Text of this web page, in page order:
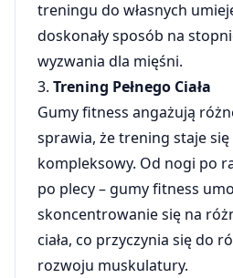
treningu do własnych
doskonały sposób na
wyzwania dla mięśni.
3. Trening Pełnego Ciała
Gumy fitness angażują
sprawia, że trening staje
kompleksowy. Od nogi po
po plecy – gumy fitness
skoncentrowanie się na
ciała, co przyczynia się do
rozwoju muskulatury.